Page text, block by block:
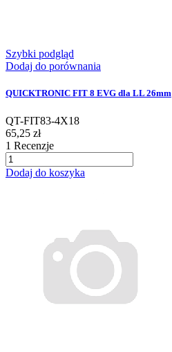
Szybki podgląd
Dodaj do porównania
QUICKTRONIC FIT 8 EVG dla LL 26mm
QT-FIT83-4X18
65,25 zł
1 Recenzje
Dodaj do koszyka